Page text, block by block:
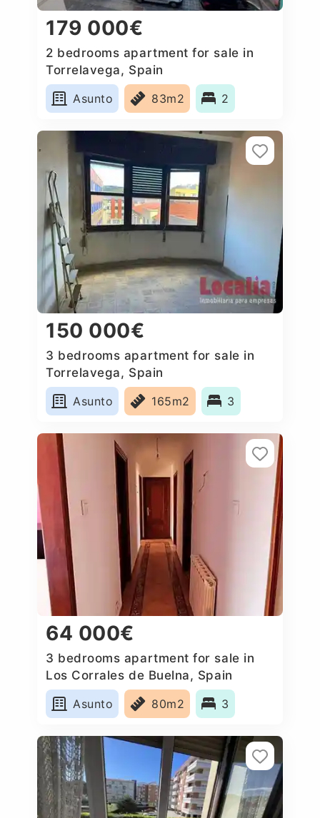
179 000€
2 bedrooms apartment for sale in
Torrelavega, Spain
Asunto
83m2 2
150 000€
3 bedrooms apartment for sale in
Torrelavega, Spain
Asunto
165m2 3
64 000€
3 bedrooms apartment for sale in
Los Corrales de Buelna, Spain
Asunto
80m2 3